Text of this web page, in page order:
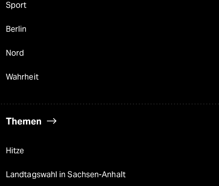
Sport
Berlin
Nord
Wahrheit
Themen
Hitze
Landtagswahl in Sachsen-Anhalt